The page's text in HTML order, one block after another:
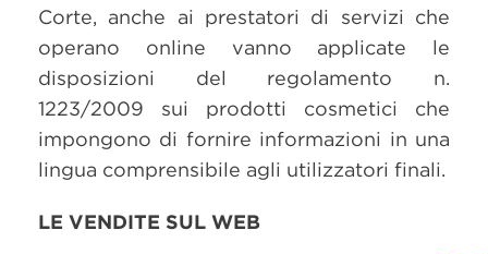
Corte, anche ai prestatori di servizi che
operano online vanno applicate le
disposizioni del regolamento n.
1223/2009 sui prodotti cosmetici che
impongono di fornire informazioni in una
lingua comprensibile agli utilizzatori finali.
LE VENDITE SUL WEB